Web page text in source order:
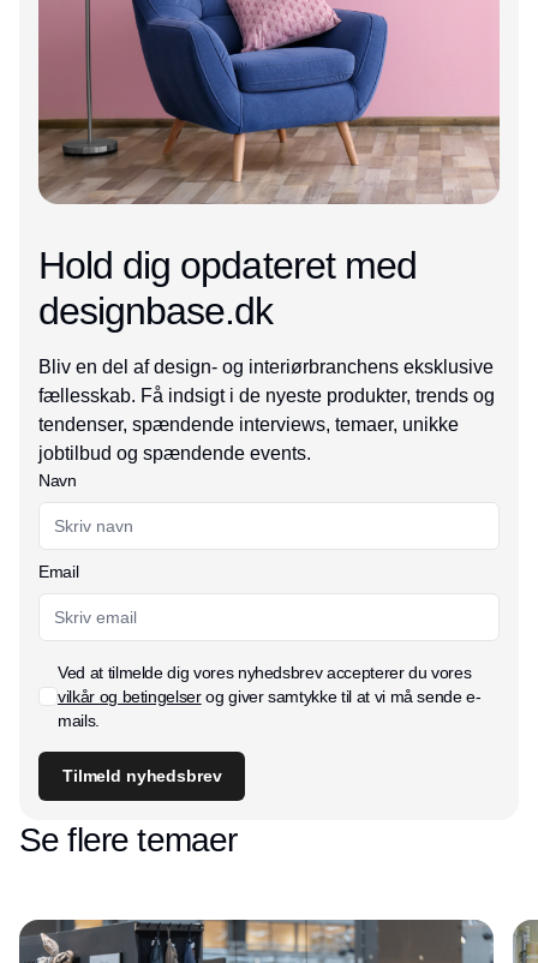
Hold dig opdateret med
designbase.dk
Bliv en del af design- og interiørbranchens eksklusive
fællesskab. Få indsigt i de nyeste produkter, trends og
tendenser, spændende interviews, temaer, unikke
jobtilbud og spændende events.
Navn
Email
Ved at tilmelde dig vores nyhedsbrev accepterer du vores
vilkår og betingelserog giver samtykke til at vi må sende e-
mails.
Tilmeld nyhedsbrev
Se flere temaer